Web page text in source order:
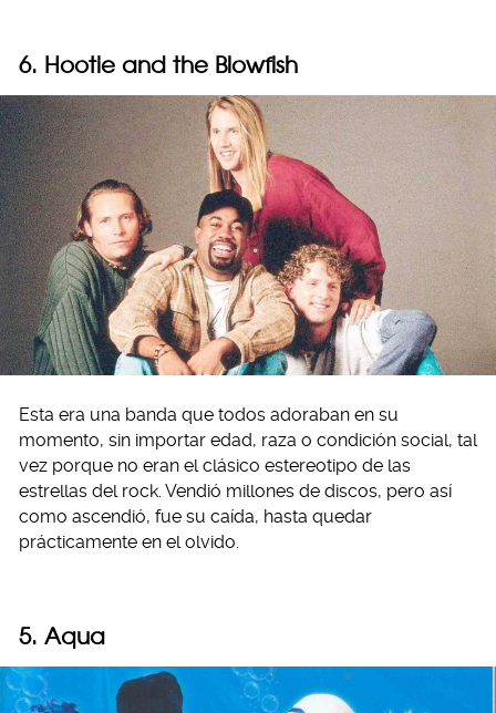
6. Hootie and the Blowfish
Esta era una banda que todos adoraban en su
momento, sin importar edad, raza o condición social, tal
vez porque no eran el clásico estereotipo de las
estrellas del rock. Vendió millones de discos, pero así
como ascendió, fue su caída, hasta quedar
prácticamente en el olvido.
5. Aqua